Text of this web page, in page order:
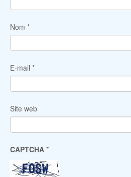
Nom *
E-mail *
Site web
CAPTCHA *